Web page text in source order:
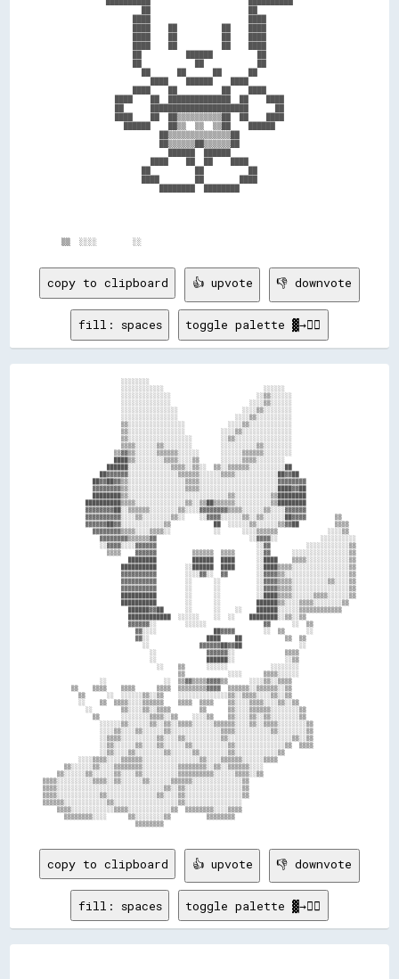
              ████    ██  ██▒▒▒▒▒▒▒▒▒▒██  ██    ████
                ██████    ██▒▒  ▒▒  ▒▒██    ██████
                        ██▒▒▒▒▒▒▒▒▒▒▒▒▒▒██
                        ██▒▒▒▒▒▒██▒▒▒▒▒▒██
copy to clipboard 👍 upvote 👎 downvote
fill: spaces toggle palette ▓→✊🏽
                      ░░░░░░░░
                      ░░░░░░░░░░░░                            ░░░░░░
                      ░░░░░░░░░░░░░░                        ░░▒▒░░░░░░
                      ░░░░░░░░░░░░░░                      ░░░░▒▒░░░░░░
                      ░░░░░░░░░░░░░░░░                  ░░░░▒▒░░░░░░░░
                      ░░░░░░░░░░░░░░░░                ░░░░▒▒░░░░░░░░░░
                      ▒▒░░░░░░░░░░░░░░░░            ░░░░▒▒░░░░░░░░░░░░
                      ▒▒░░░░░░░░░░░░░░░░          ░░░░▒▒░░░░░░░░░░░░░░
                      ▒▒░░░░░░░░░░░░░░░░░░        ░░▒▒░░░░░░░░░░░░░░░░
                      ▒▒▒▒░░░░░░▒▒░░░░░░░░        ░░░░░░░░░░▒▒░░░░░░░░
                    ▒▒▓▓▒▒░░░░░░▒▒▒▒▒▒░░░░░░      ░░░░░░▒▒▒▒▒▒░░░░░░░░
                    ████▒▒░░░░░░░░▒▒▒▒░░░░▒▒      ░░░░░░▒▒▒▒░░░░░░░░
                  ██████░░░░░░░░░░░░▒▒▒▒░░▒▒░░  ▒▒░░▒▒▒▒▒▒░░░░░░░░░░██
                ██▓▓▓▓▓▓░░░░░░░░░░░░░░▒▒▒▒▒▒░░░░░░▒▒▒▒░░░░░░░░░░░░██▓▓██
              ██▓▓██▓▓▒▒░░░░░░░░░░░░░░░░▒▒▒▒░░░░░░░░░░░░░░░░░░░░░░▓▓▓▓▓▓▓▓
              ▓▓▓▓▓▓▓▓▒▒░░░░░░░░░░░░░░░░▒▒▒▒░░░░░░░░░░░░░░░░░░░░░░████▓▓██
              ████████▒▒░░░░░░░░░░░░░░░░░░░░░░░░░░░░▒▒░░░░░░░░░░▒▒████████
            ██████████▒▒▒▒░░░░░░░░░░░░░░▒▒░░▒▒██▒▒▒▒▒▒░░░░░░░░░░▒▒████████
            ▓▓▓▓▓▓▓▓██░░▒▒▒▒▒▒░░░░░░░░▒▒░░░░▓▓▓▓▓▓▓▓▒▒▒▒░░░░░░▒▒░░░░▓▓▓▓▓▓
            ▓▓▓▓▓▓▓▓▓▓░░░░▒▒░░░░░░░░▒▒░░    ░░▓▓▓▓░░░░░░▒▒░░▒▒░░░░░░██▓▓▓▓        ▒▒
            ▓▓▓▓▓▓██▓▓░░░░░░░░░░░░▒▒            ██  ░░░░░░▒▒░░░░░░▒▒▓▓██          ▒▒▒▒
              ▓▓▓▓▓▓▓▓▒▒▒▒░░░░▒▒▒▒░░            ░░      ░░░░▒▒▒▒▒▒              ░░░░▒▒
                ▓▓▓▓▓▓▓▓▒▒▒▒▒▒▓▓                          ░░▓▓▓▓░░            ░░░░░░░░░░
                ░░▓▓▓▓░░░░▓▓▓▓▓▓                            ░░▓▓          ░░░░░░░░░░░░▒▒
                  ▒▒▒▒    ▓▓▓▓▓▓          ▒▒▒▒▒▒  ▒▒▒▒      ░░▓▓      ░░░░░░░░░░░░░░░░▒▒
                        ████████          ██████  ████      ░░████    ▒▒▒▒░░░░░░░░░░░░▒▒
                      ██████████        ░░██████  ████      ░░████▒▒▒▒░░░░░░░░░░░░░░░░▒▒
                      ▓▓▓▓▓▓▓▓▓▓        ░░░░▓▓░░  ▓▓        ░░▓▓▓▓▒▒░░░░░░░░░░░░░░░░░░▒▒
                      ▓▓▓▓▓▓▓▓▓▓        ░░      ░░          ░░▓▓▓▓▒▒▒▒░░░░░░░░░░▒▒░░░░▒▒
                      ▓▓▓▓▓▓▓▓▓▓        ░░      ░░          ░░▓▓▓▓▒▒▒▒░░░░░░░░░░░░░░░░▒▒
                      ██████████        ░░      ░░          ░░████▒▒▒▒░░░░░░▒▒▒▒░░░░░░▒▒
                      ██████████        ░░      ░░          ██████▒▒░░░░▒▒▒▒░░░░░░░░▒▒
                        ██████▓▓██      ░░      ░░    ░░    ██████░░░░░░▒▒▒▒▒▒▒▒▒▒▒▒
                        ████████████  ░░░░░░    ░░  ░░    ████████░░▒▒░░▒▒
                        ▓▓▓▓▓▓░░        ░░░░░░                ▓▓      ░░  ▒▒
                          ▓▓░░░░                ██▓▓▓▓        ░░  ▒▒      ░░
                          ▓▓░░                ████    ██            ▒▒  ▒▒
                            ░░              ▓▓▓▓▓▓██▓▓██                ░░
                              ░░              ▓▓▓▓▓▓░░              ▒▒▒▒
                              ░░              ██████░░              ░░▒▒
                                ░░    ▒▒      ░░░░░░            ░░░░░░░░
                                      ▒▒            ░░░░      ▒▒▒▒░░░░░░
                ░░                ░░  ▒▒▓▓▒▒▒▒▓▓▓▓▒▒      ░░░░▒▒░░▒▒▒▒
        ▒▒    ▒▒▒▒    ▒▒▒▒      ▒▒▒▒  ▒▒▒▒▒▒▒▒▓▓▓▓  ▒▒▒▒▒▒░░▒▒▒▒▒▒░░▒▒
          ▒▒      ░░  ░░░░░░▒▒░░▒▒    ░░░░░░░░░░░░░░▒▒░░▒▒▒▒░░░░▒▒░░▒▒
          ░░    ▒▒  ▒▒▒▒░░░░▒▒▒▒▒▒    ▒▒▒▒  ▒▒▒▒    ▒▒░░░░▒▒▒▒░░░░▒▒░░▒▒
            ░░        ▒▒░░░░▒▒░░▒▒▒▒        ▒▒      ▒▒░░░░▒▒▒▒▒▒░░░░░░░░▒▒
              ▒▒      ░░░░░░░░▒▒▒▒░░▒▒    ░░░░▒▒    ▒▒░░░░▒▒░░▒▒░░░░░░░░▒▒
                ░░░░░░▒▒░░░░░░▒▒░░▒▒░░▒▒▒▒░░░░░░▒▒▒▒▒▒░░░░▒▒░░▒▒▒▒░░░░░░░░▒▒
                ░░░░▒▒░░░░▒▒░░░░░░▒▒░░░░░░░░░░░░░░▒▒▒▒░░░░░░░░░░▒▒░░░░░░░░▒▒
                ░░▒▒▒▒░░░░░░░░░░▒▒░░░░▒▒░░░░░░░░░░▒▒░░░░░░░░░░░░░░░░░░▒▒░░▒▒
                ░░▒▒░░░░░░▒▒░░░░▒▒░░░░░░▒▒░░░░░░░░░░▒▒░░░░░░░░░░░░░░▒▒  ▒▒▒▒
                ░░▒▒░░░░▒▒░░░░░░░░▒▒░░░░░░▒▒░░░░░░░░▒▒░░░░░░░░░░░░▒▒
          ░░░░▒▒▒▒░░░░▒▒▒▒▒▒░░░░░░░░░░░░░░░░▒▒░░░░▒▒▒▒▒▒░░░░░░▒▒▒▒
      ▒▒░░░░░░▒▒░░░░▒▒▒▒▒▒▒▒░░░░░░░░░░▒▒▒▒▒▒▒▒░░▒▒░░▒▒▒▒▒▒░░░░
    ▒▒░░░░░░▒▒░░░░░░▒▒░░░░▒▒░░░░░░░░░░▒▒▒▒▒▒▒▒▒▒░░░░░░▒▒▒▒░░▒▒
▒▒▒▒░░░░░░░░░░▒▒▒▒░░▒▒░░░░░░▒▒░░░░░░▒▒▒▒▒▒░░░░░░░░░░░░░░▒▒
▒▒▒▒░░░░░░░░░░░░░░░░░░░░░░░░░░░░░░▒▒░░▒▒░░░░░░░░░░░░░░░░▒▒
▒▒▒▒░░░░░░░░░░░░▒▒░░░░░░░░░░░░░░▒▒░░░░▒▒░░░░░░░░░░░░░░░░▒▒
▒▒▒▒▒▒░░░░░░░░░░░░▒▒░░░░░░░░░░░░░░░░░░▒▒░░░░░░░░░░░░░░░░
    ▒▒▒▒░░░░░░░░░░░░▒▒▒▒░░░░░░░░░░░░▒▒  ▒▒▒▒▒▒▒▒░░░░▒▒▒▒
      ▒▒▒▒▒▒▒▒░░░░      ▒▒░░░░░░░░▒▒          ▒▒▒▒▒▒▒▒
copy to clipboard 👍 upvote 👎 downvote
fill: spaces toggle palette ▓→✊🏽